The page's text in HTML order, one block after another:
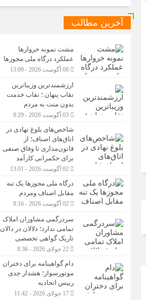
آخرین مطالب
مشت نمونه خروارها
عملکرد درگاه ملی مجوزها
ارزشمندترین وزیباترین
نقاب پنهان ؛ نقاب خدمت
بدون منت به مردم
شاخص‌های بلوغ نهادی در
اتاق‌های اصناف؛ از
قانون‌مداری تا وفاق صنفی
برای حکمرانی کارآمد
درگاه ملی مجوزها یک تنه
مقابل اصناف ومردم
سردرگمی مشاوران املاک
تمامی ندارد؛ دلالان در دالان
تاریک گواهی تخصصی
دام گواهینامه برای دختران
موتورسوار؛ هشدار جدی
رییس اتحادیه